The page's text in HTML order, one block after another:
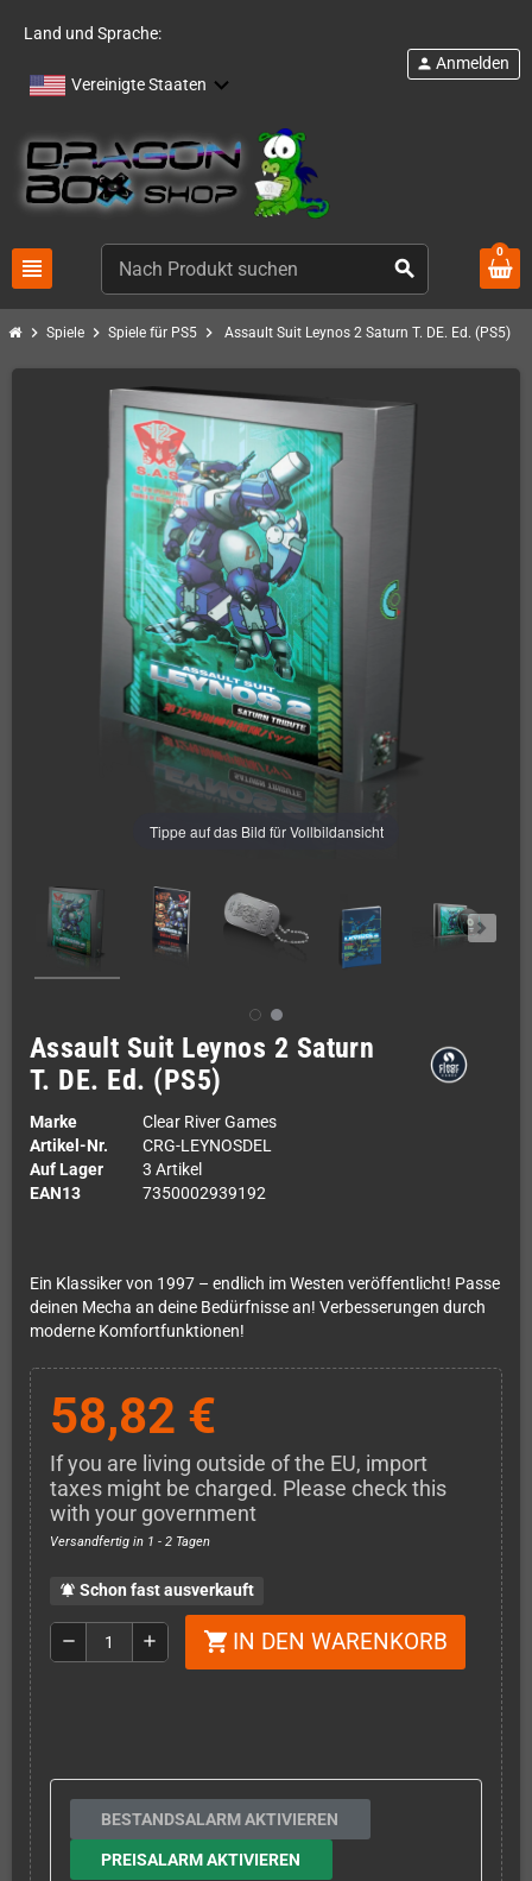
Land und Sprache:
Vereinigte Staaten
view_headline search
person Anmelden
0
chevron_right Spiele chevron_right Spiele für PS5 chevron_right Assault Suit Leynos 2 Saturn T. DE. Ed. (PS5)
Tippe auf das Bild für Vollbildansicht
Assault Suit Leynos 2 Saturn
T. DE. Ed. (PS5)
Marke
Clear River Games
Artikel-Nr.
CRG-LEYNOSDEL
Auf Lager
3 Artikel
EAN13
7350002939192
Ein Klassiker von 1997 – endlich im Westen veröffentlicht! Passe
deinen Mecha an deine Bedürfnisse an! Verbesserungen durch
moderne Komfortfunktionen!
58,82 €
If you are living outside of the EU, import
taxes might be charged. Please check this
with your government
Versandfertig in 1 - 2 Tagen
notifications_active Schon fast ausverkauft
remove add shopping_cart IN DEN WARENKORB
BESTANDSALARM AKTIVIEREN
PREISALARM AKTIVIEREN